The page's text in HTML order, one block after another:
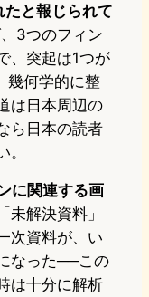
と報じられて
3つのフィン
、突起は1つが
幾何学的に整
は日本周辺の
ら日本の読者
に関連する画
解決資料」
次資料が、い
なった──この
は十分に解析